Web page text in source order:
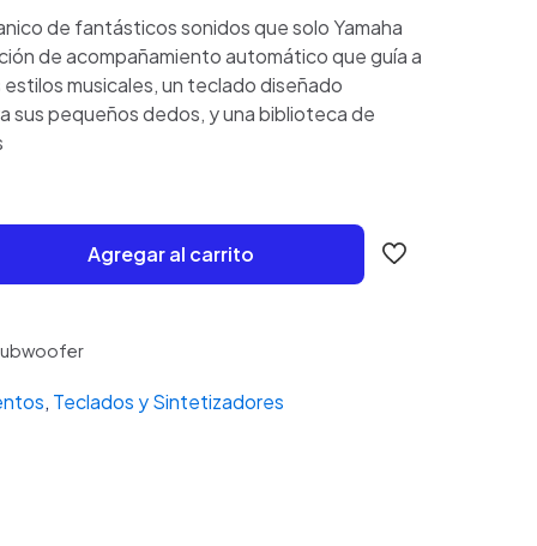
is:
$1,979.42.
de fantásticos sonidos que solo Yamaha
de acompañamiento automático que guía a
musicales, un teclado diseñado
sus pequeños dedos, y una biblioteca de
Agregar al carrito
, Teclados y Sintetizadores